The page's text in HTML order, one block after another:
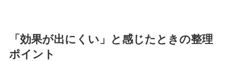
「効果が出にくい」と感じたときの整理
ポイント